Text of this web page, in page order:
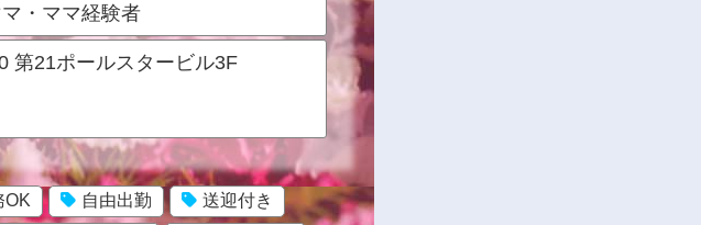
・ママ経験者
第21ポールスタービル3F
OK 自由出勤
送迎付き